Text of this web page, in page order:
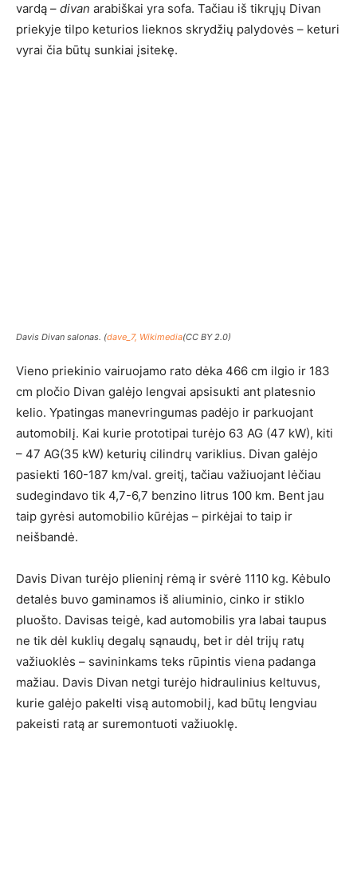
vardą – divan arabiškai yra sofa. Tačiau iš tikrųjų Divan
priekyje tilpo keturios lieknos skrydžių palydovės – keturi
vyrai čia būtų sunkiai įsitekę.
Davis Divan salonas. (dave_7, Wikimedia(CC BY 2.0)
Vieno priekinio vairuojamo rato dėka 466 cm ilgio ir 183
cm pločio Divan galėjo lengvai apsisukti ant platesnio
kelio. Ypatingas manevringumas padėjo ir parkuojant
automobilį. Kai kurie prototipai turėjo 63 AG (47 kW), kiti
– 47 AG(35 kW) keturių cilindrų variklius. Divan galėjo
pasiekti 160-187 km/val. greitį, tačiau važiuojant lėčiau
sudegindavo tik 4,7-6,7 benzino litrus 100 km. Bent jau
taip gyrėsi automobilio kūrėjas – pirkėjai to taip ir
neišbandė.
Davis Divan turėjo plieninį rėmą ir svėrė 1110 kg. Kėbulo
detalės buvo gaminamos iš aliuminio, cinko ir stiklo
pluošto. Davisas teigė, kad automobilis yra labai taupus
ne tik dėl kuklių degalų sąnaudų, bet ir dėl trijų ratų
važiuoklės – savininkams teks rūpintis viena padanga
mažiau. Davis Divan netgi turėjo hidraulinius keltuvus,
kurie galėjo pakelti visą automobilį, kad būtų lengviau
pakeisti ratą ar suremontuoti važiuoklę.